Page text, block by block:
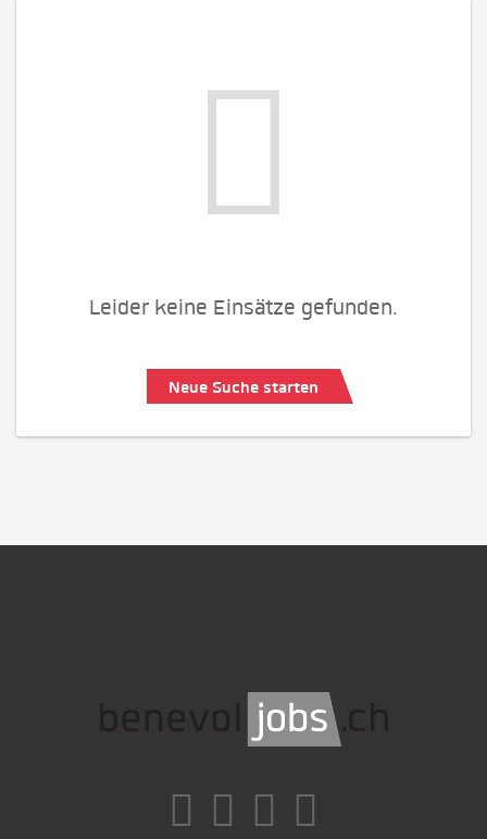
Leider keine Einsätze gefunden.
Neue Suche starten